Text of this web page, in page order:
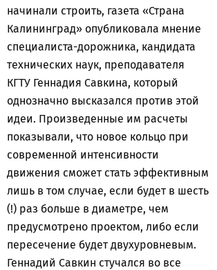
начинали строить, газета «Страна
Калининград» опубликовала мнение
специалиста-дорожника, кандидата
технических наук, преподавателя
КГТУ Геннадия Савкина, который
однозначно высказался против этой
идеи. Произведенные им расчеты
показывали, что новое кольцо при
современной интенсивности
движения сможет стать эффективным
лишь в том случае, если будет в шесть
(!) раз больше в диаметре, чем
предусмотрено проектом, либо если
пересечение будет двухуровневым.
Геннадий Савкин стучался во все